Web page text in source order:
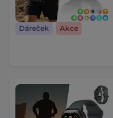
Dáreček Akce